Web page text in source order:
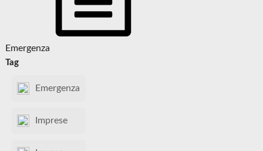
Emergenza
Tag
Emergenza
Imprese